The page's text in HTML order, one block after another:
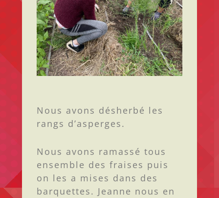
Nous avons désherbé les
rangs d’asperges.
Nous avons ramassé tous
ensemble des fraises puis
on les a mises dans des
barquettes. Jeanne nous en